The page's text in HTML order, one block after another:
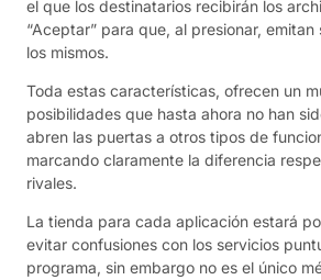
el que los destinatarios recibirán los
“Aceptar” para que, al presionar,
los mismos.
Toda estas características, ofrecen un
posibilidades que hasta ahora no han
abren las puertas a otros tipos de
marcando claramente la diferencia
rivales.
La tienda para cada aplicación estará
evitar confusiones con los servicios
programa, sin embargo no es el único